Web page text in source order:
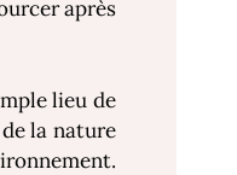
après
lieu de
la nature